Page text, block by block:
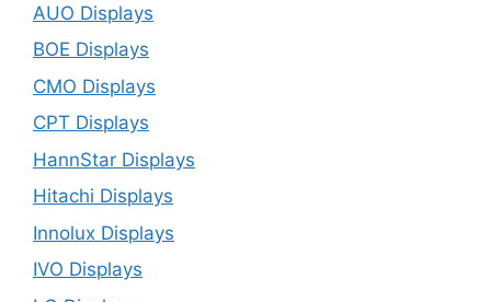
AUO Displays
BOE Displays
CMO Displays
CPT Displays
HannStar Displays
Hitachi Displays
Innolux Displays
IVO Displays